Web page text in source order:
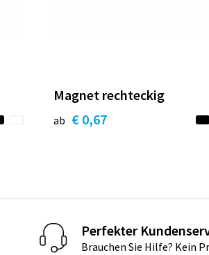
Magnet rechteckig
ab € 0,67
Perfekter
Brauchen Sie Hilfe? Kein